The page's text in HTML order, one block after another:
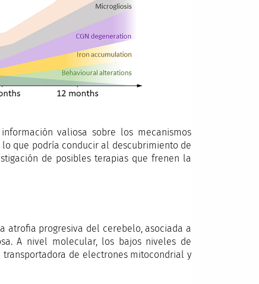
valiosa sobre los mecanismos
que podría conducir al descubrimiento de
de posibles terapias que frenen la
atrofia progresiva del cerebelo, asociada a
A nivel molecular, los bajos niveles de
de electrones mitocondrial y